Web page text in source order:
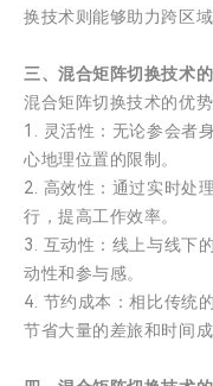
换技术则能够助力跨区
三、混合矩阵切换技术
混合矩阵切换技术的优
1. 灵活性：无论参会者
心地理位置的限制。
2. 高效性：通过实时处
行，提高工作效率。
3. 互动性：线上与线下
动性和参与感。
4. 节约成本：相比传统
节省大量的差旅和时间成